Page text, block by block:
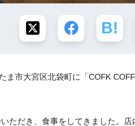
ま市大宮区北袋町に「COFK
ただき、食事をしてきました。